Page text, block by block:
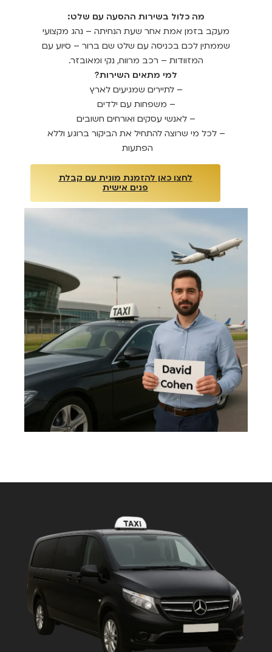
מה כלול בשירות ההסעה עם שלט:
מעקב בזמן אמת אחר שעת הנחיתה – נהג מקצועי
שממתין לכם בכניסה עם שלט שם ברור – סיוע עם
המזוודות – רכב מרווח, נקי ומאובזר.
למי מתאים השירות?
– לתיירים שמגיעים לארץ
– משפחות עם ילדים
– לאנשי עסקים ואורחים חשובים
– לכל מי שרוצה להתחיל את הביקור ברוגע וללא
הפתעות
לחצו כאן להזמנת מונית עם קבלת
פנים אישית